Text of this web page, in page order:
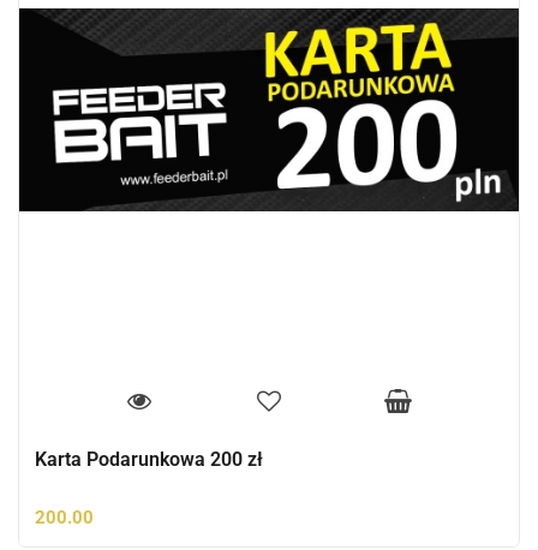
Karta Podarunkowa 200 zł
200.00